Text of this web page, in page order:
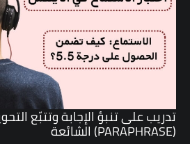
تدريب على تنبؤ الإجابة وتتبّع
(PARAPHRASE) الشائعة